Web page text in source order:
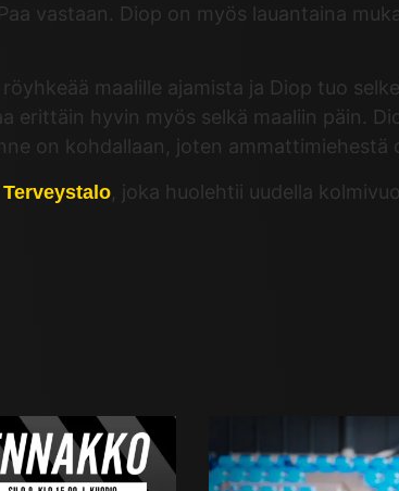
vastaan. Diop on myös lauantaina
maalille ajamista ja Diop tuo
erittäin hyvin myös selkä maaliin päin.
on kohdallaan, joten ammattimiehestä
Terveystalo , joka huolehtii uudella